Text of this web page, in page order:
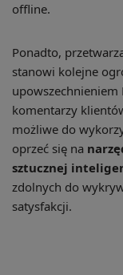
offline.
Ponadto,
stanowi kolejne
upowszechnieniem
komentarzy
możliwe do
oprzeć się na
sztucznej
zdolnych do
satysfakcji.